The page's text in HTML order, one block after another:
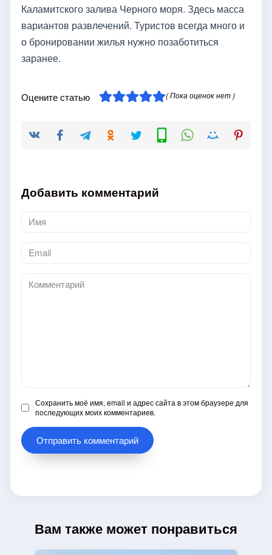
Каламитского залива Черного моря. Здесь масса
вариантов развлечений. Туристов всегда много и
о бронировании жилья нужно позаботиться
заранее.
Оцените статью ( Пока оценок нет )
Добавить комментарий
Имя
*
Email
*
Комментарий
Сохранить моё имя, email и адрес сайта в этом браузере для
последующих моих комментариев.
Вам также может понравиться